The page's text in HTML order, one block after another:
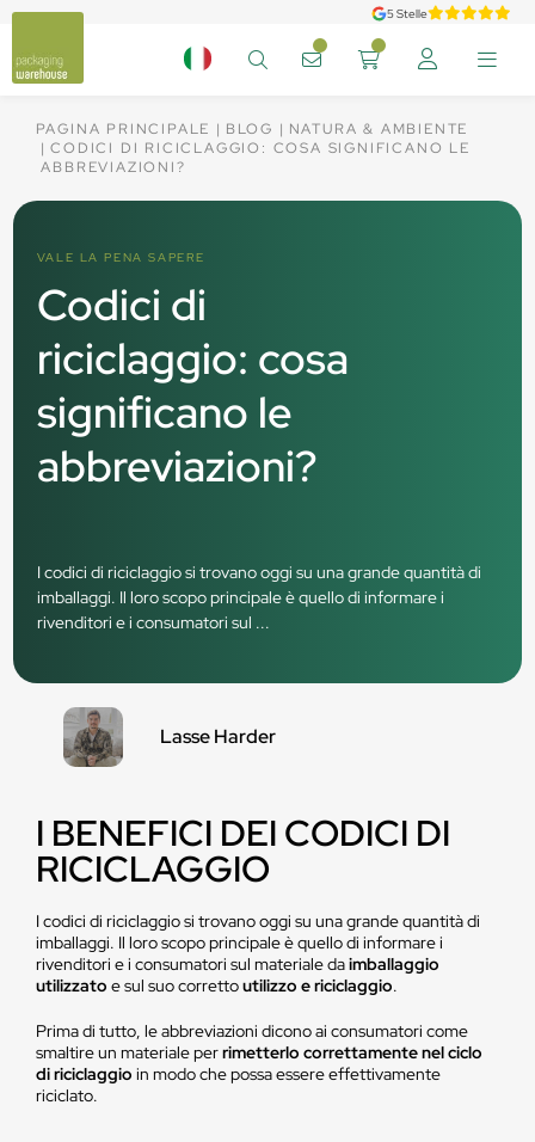
5 Stelle
PAGINA PRINCIPALE BLOG
NATURA & AMBIENTE
CODICI DI RICICLAGGIO: COSA SIGNIFICANO LE
ABBREVIAZIONI?
VALE LA PENA SAPERE
Codici di
riciclaggio: cosa
significano le
abbreviazioni?
I codici di riciclaggio si trovano oggi su una grande quantità di
imballaggi. Il loro scopo principale è quello di informare i
rivenditori e i consumatori sul ...
I BENEFICI DEI CODICI DI
RICICLAGGIO
I codici di riciclaggio si trovano oggi su una grande quantità di
imballaggi. Il loro scopo principale è quello di informare i
rivenditori e i consumatori sul materiale daimballaggio
utilizzato e sul suo correttoutilizzo e riciclaggio.
Prima di tutto, le abbreviazioni dicono ai consumatori come
smaltire un materiale perrimetterlo correttamente nel ciclo
di riciclaggio in modo che possa essere effettivamente
riciclato.
Lasse Harder